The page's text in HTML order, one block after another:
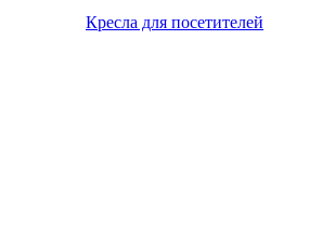
Кресла для посетителей